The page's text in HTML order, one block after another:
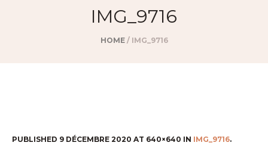
IMG_9716
HOME / IMG_9716
PUBLISHED 9 DÉCEMBRE 2020 AT 640×640 IN IMG_9716.